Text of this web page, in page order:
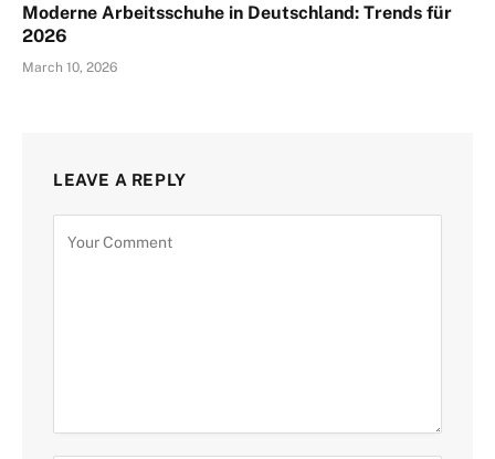
Moderne Arbeitsschuhe in Deutschland: Trends für
2026
March 10, 2026
LEAVE A REPLY